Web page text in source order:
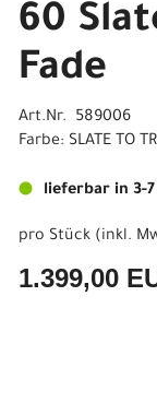
60
Fade
Art.Nr. 589006
Farbe: SLATE TO
lieferbar in 3-7
pro Stück (inkl.
1.399,00